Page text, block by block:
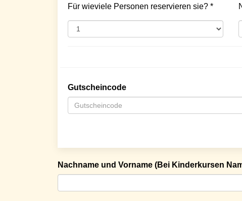
Für wieviele Personen reservieren sie? *
Gutscheincode
Nachname und Vorname (Bei Kinderkursen